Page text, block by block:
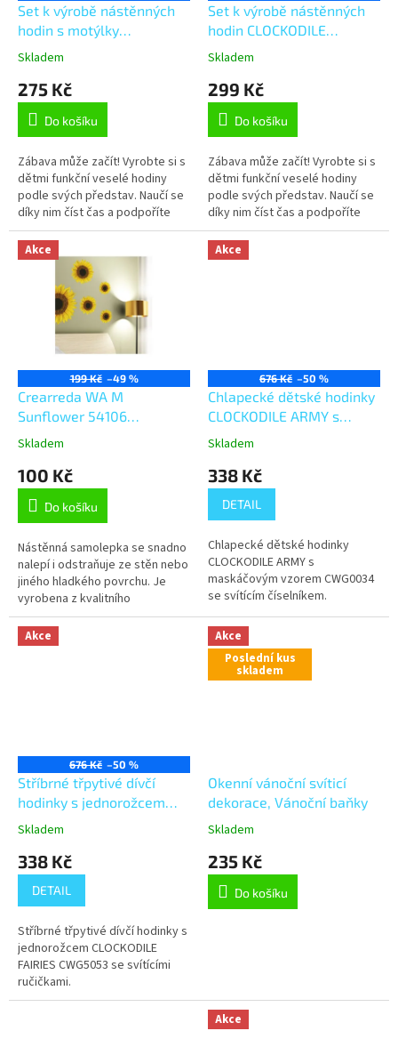
Set k výrobě nástěnných
hodin s motýlky
CLOCKODILE CREATIVE
Skladem
275 Kč
Do košíku
Zábava může začít! Vyrobte si s
dětmi funkční veselé hodiny
podle svých představ. Naučí se
díky nim číst čas a podpoříte
jejich kreativitu! Dřevěnou
desku s předkreslenými...
Set k výrobě nástěnných
hodin CLOCKODILE
CREATIVE Original
Skladem
299 Kč
Do košíku
Zábava může začít! Vyrobte si s
dětmi funkční veselé hodiny
podle svých představ. Naučí se
díky nim číst čas a podpoříte
jejich kreativitu! Dřevěnou
desku s předkreslenými...
Akce
199 Kč –49 %
Crearreda WA M
Sunflower 54106
Slunečnice
Skladem
100 Kč
Do košíku
Nástěnná samolepka se snadno
nalepí i odstraňuje ze stěn nebo
jiného hladkého povrchu. Je
vyrobena z kvalitního
netoxického vinylu bez ftalátů, s
netoxickým akrylovým
lepidlem...
Akce
676 Kč –50 %
Chlapecké dětské hodinky
CLOCKODILE ARMY s
maskáčovým vzorem
Skladem
338 Kč
DETAIL
Chlapecké dětské hodinky
CLOCKODILE ARMY s
maskáčovým vzorem CWG0034
se svítícím číselníkem.
Akce
676 Kč –50 %
Stříbrné třpytivé dívčí
hodinky s jednorožcem
CLOCKODILE FAIRIES
Skladem
338 Kč
DETAIL
Stříbrné třpytivé dívčí hodinky s
jednorožcem CLOCKODILE
FAIRIES CWG5053 se svítícími
ručičkami.
Akce
Poslední kus
skladem
Okenní vánoční svíticí
dekorace, Vánoční baňky
Skladem
235 Kč
Do košíku
Akce